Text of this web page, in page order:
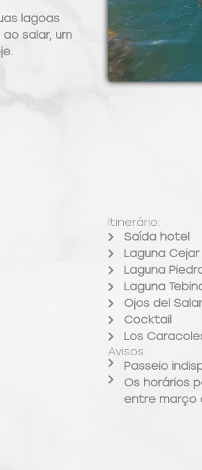
lagoas
salar, um
Itinerário:
Saída hotel
Laguna Cejar
Laguna
Laguna
Ojos del Salar
Cocktail
Los
Avisos:
Passeio
Os horários
entre março